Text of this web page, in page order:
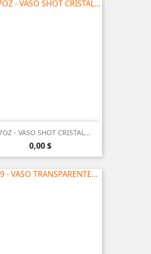
- VASO SHOT CRISTAL...
Precio
0,00 $